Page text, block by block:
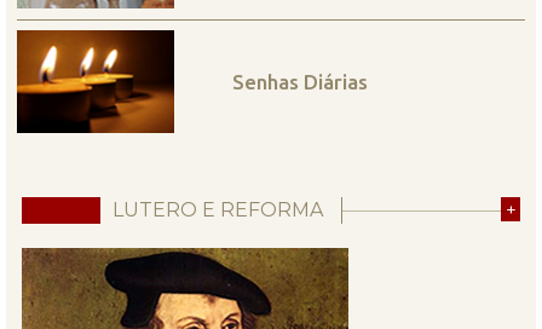
Senhas Diárias
LUTERO E REFORMA +